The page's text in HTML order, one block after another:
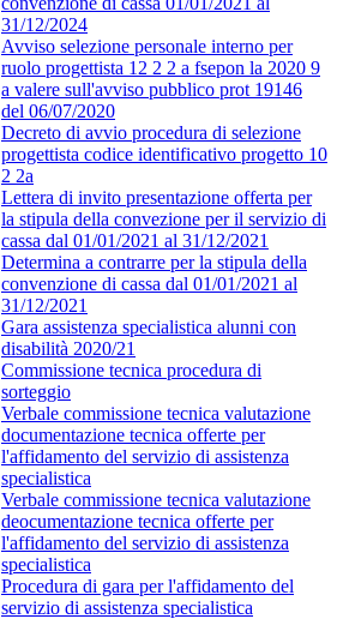
31/12/2024
Avviso selezione personale interno per
ruolo progettista 12 2 2 a fsepon la 2020 9
a valere sull'avviso pubblico prot 19146
del 06/07/2020
Decreto di avvio procedura di selezione
progettista codice identificativo progetto 10
2 2a
Lettera di invito presentazione offerta per
la stipula della convezione per il servizio di
cassa dal 01/01/2021 al 31/12/2021
Determina a contrarre per la stipula della
convenzione di cassa dal 01/01/2021 al
31/12/2021
Gara assistenza specialistica alunni con
disabilità 2020/21
Commissione tecnica procedura di
sorteggio
Verbale commissione tecnica valutazione
documentazione tecnica offerte per
l'affidamento del servizio di assistenza
specialistica
Verbale commissione tecnica valutazione
deocumentazione tecnica offerte per
l'affidamento del servizio di assistenza
specialistica
Procedura di gara per l'affidamento del
servizio di assistenza specialistica